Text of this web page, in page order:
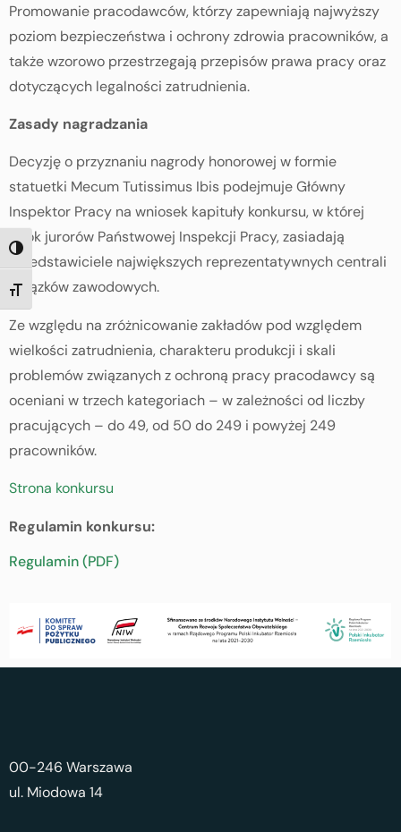
TOGGLE HIGH CONTRAST
TOGGLE FONT SIZE
Promowanie pracodawców, którzy zapewniają najwyższy
poziom bezpieczeństwa i ochrony zdrowia pracowników, a
także wzorowo przestrzegają przepisów prawa pracy oraz
dotyczących legalności zatrudnienia.
Zasady nagradzania
Decyzję o przyznaniu nagrody honorowej w formie
statuetki Mecum Tutissimus Ibis podejmuje Główny
Inspektor Pracy na wniosek kapituły konkursu, w której
obok jurorów Państwowej Inspekcji Pracy, zasiadają
przedstawiciele największych reprezentatywnych centrali
związków zawodowych.
Ze względu na zróżnicowanie zakładów pod względem
wielkości zatrudnienia, charakteru produkcji i skali
problemów związanych z ochroną pracy pracodawcy są
oceniani w trzech kategoriach – w zależności od liczby
pracujących – do 49, od 50 do 249 i powyżej 249
pracowników.
Strona konkursu
Regulamin konkursu:
Regulamin (PDF)
00-246 Warszawa
ul. Miodowa 14